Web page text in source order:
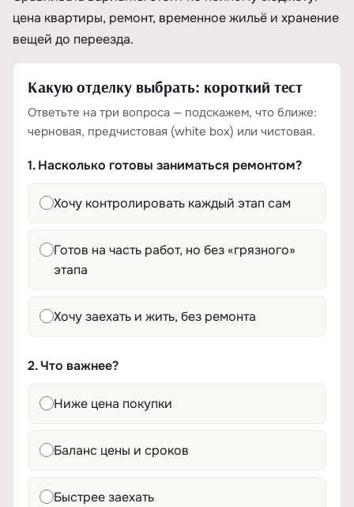
цена квартиры, ремонт, временное жильё и хранение
вещей до переезда.
Какую отделку выбрать: короткий тест
Ответьте на три вопроса — подскажем, что ближе:
черновая, предчистовая (white box) или чистовая.
1. Насколько готовы заниматься ремонтом?
Хочу контролировать каждый этап сам
Готов на часть работ, но без «грязного»
этапа
Хочу заехать и жить, без ремонта
2. Что важнее?
Ниже цена покупки
Баланс цены и сроков
Быстрее заехать